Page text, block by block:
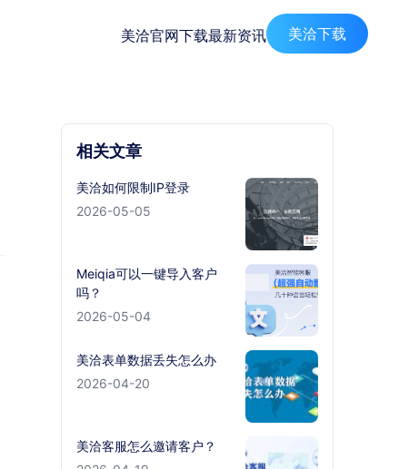
美洽官网下载最新资讯 美洽下载
相关文章
美洽如何限制IP登录
2026-05-05
Meiqia可以一键导入客户
吗？
2026-05-04
美洽表单数据丢失怎么办
2026-04-20
美洽客服怎么邀请客户？